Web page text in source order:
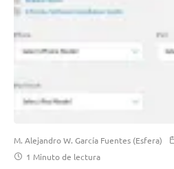
M. Alejandro W. García Fuentes (Esfera)
1 Minuto de lectura